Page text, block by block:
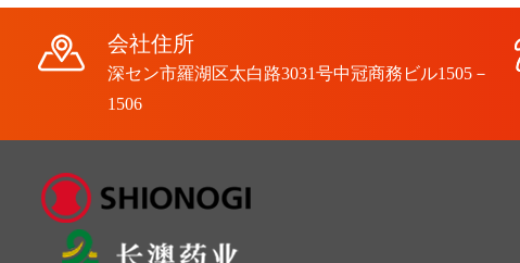
会社住所
深セン市羅湖区太白路3031号中冠商務ビル1505－
1506